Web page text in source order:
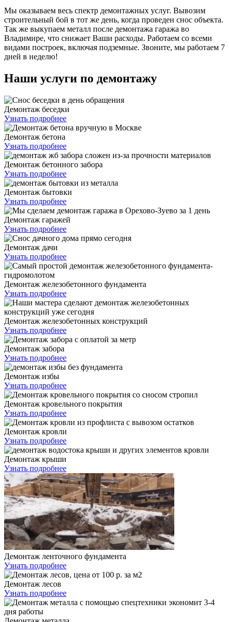
Мы оказываем весь спектр демонтажных услуг. Вывозим
строительный бой в тот же день, когда проведен снос объекта.
Так же выкупаем металл после демонтажа гаража во
Владимире, что снижает Ваши расходы. Работаем со всеми
видами построек, включая подземные. Звоните, мы работаем 7
дней в неделю!
Наши услуги по демонтажу
Демонтаж беседки
Узнать подробнее
Демонтаж бетона
Узнать подробнее
Демонтаж бетонного забора
Узнать подробнее
Демонтаж бытовки
Узнать подробнее
Демонтаж гаражей
Узнать подробнее
Демонтаж дачи
Узнать подробнее
Демонтаж железобетонного фундамента
Узнать подробнее
Демонтаж железобетонных конструкций
Узнать подробнее
Демонтаж забора
Узнать подробнее
Демонтаж избы
Узнать подробнее
Демонтаж кровельного покрытия
Узнать подробнее
Демонтаж кровли
Узнать подробнее
Демонтаж крыши
Узнать подробнее
Демонтаж ленточного фундамента
Узнать подробнее
Демонтаж лесов
Узнать подробнее